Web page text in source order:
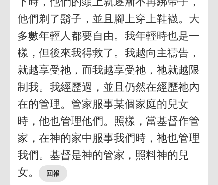
他們剃了鬍子，並且腳上穿上鞋襪。大
多數年輕人都要自由。我年輕時也是一
樣，但後來我得救了。我越向主禱告，
就越享受祂，而我越享受祂，祂就越限
制我。我經歷過，並且仍然在經歷祂內
在的管理。管家服事某個家庭的兒女
時，他也管理他們。照樣，當基督作管
家，在神的家中服事我們時，祂也管理
我們。基督是神的管家，照料神的兒
女。